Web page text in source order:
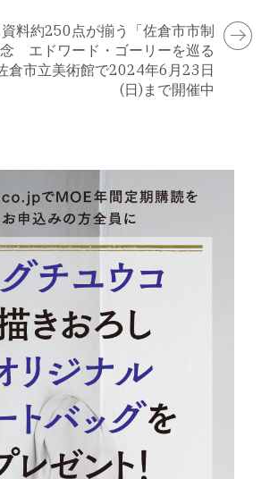
料約250点が揃う「佐倉市市制
エドワード・ゴーリーを巡る
市立美術館で2024年6月23日
(日)まで開催中